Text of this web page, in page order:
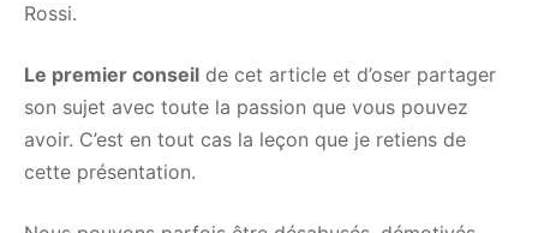
Rossi.
Le premier conseil de cet article et d’oser partager
son sujet avec toute la passion que vous pouvez
avoir. C’est en tout cas la leçon que je retiens de
cette présentation.